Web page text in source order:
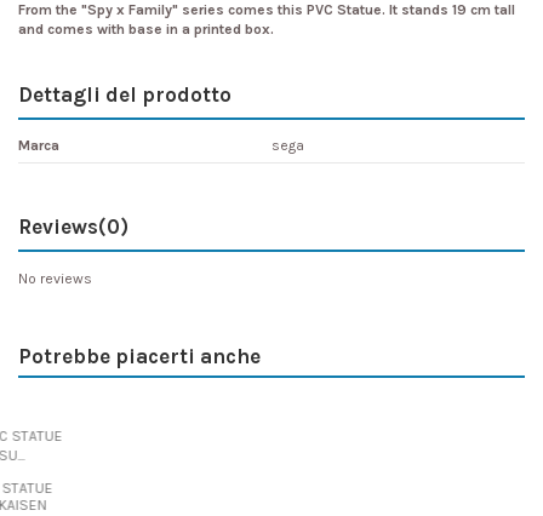
From the "Spy x Family" series comes this PVC Statue. It stands 19 cm tall
and comes with base in a printed box.
Dettagli del prodotto
Marca sega
Reviews(0)
No reviews
Potrebbe piacerti anche